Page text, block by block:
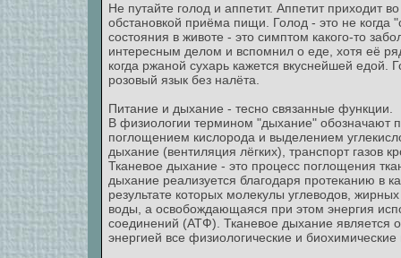
Не путайте голод и аппетит. Аппетит приходит
обстановкой приёма пищи. Голод - это не когда
состояния в животе - это симптом какого-то
интересным делом и вспомнил о еде, хотя её
когда ржаной сухарь кажется вкуснейшей едой.
розовый язык без налёта.
Питание и дыхание - тесно связанные функции.
В физиологии термином "дыхание" обозначают
поглощением кислорода и выделением
дыхание (вентиляция лёгких), транспорт газов
Тканевое дыхание - это процесс поглощения
дыхание реализуется благодаря протеканию в
результате которых молекулы углеводов,
воды, а освобождающаяся при этом энергия
соединений (АТФ). Тканевое дыхание является
энергией все физиологические и